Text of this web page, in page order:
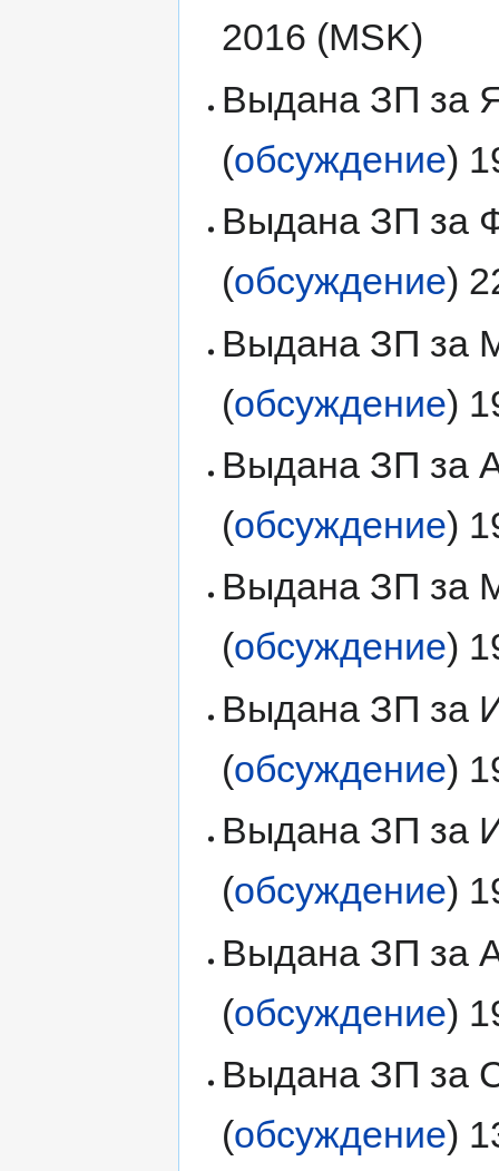
2016 (MSK)
Выдана ЗП за
(обсуждение)
Выдана ЗП за
(обсуждение)
Выдана ЗП за
(обсуждение)
Выдана ЗП за
(обсуждение)
Выдана ЗП за
(обсуждение)
Выдана ЗП за
(обсуждение)
Выдана ЗП за
(обсуждение)
Выдана ЗП за
(обсуждение)
Выдана ЗП за
(обсуждение)